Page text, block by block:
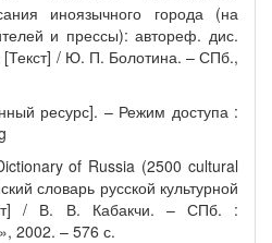
иноязычного города (на
и прессы): автореф. дис.
/ Ю. П. Болотина. – СПб.,
ресурс]. – Режим доступа :
of Russia (2500 cultural
словарь русской культурной
/ В. В. Кабакчи. – СПб. :
2002. – 576 с.